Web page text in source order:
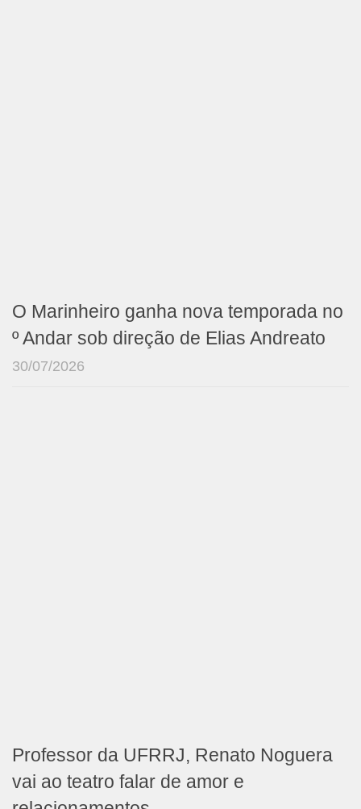
O Marinheiro ganha nova temporada no
º Andar sob direção de Elias Andreato
30/07/2026
Professor da UFRRJ, Renato Noguera
vai ao teatro falar de amor e